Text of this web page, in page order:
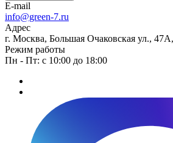
E-mail
info@green-7.ru
Адрес
г. Москва, Большая Очаковская ул., 47А,
Режим работы
Пн - Пт: с 10:00 до 18:00